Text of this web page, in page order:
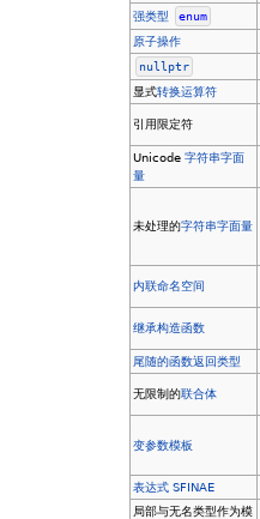
强类型
enum
原子操作
nullptr
显式转换运算符
引用限定符
Unicode字符串字面
量
未处理的字符串字面量
内联命名空间
继承构造函数
尾随的函数返回类型
无限制的联合体
变参数模板
表达式 SFINAE
局部与无名类型作为模